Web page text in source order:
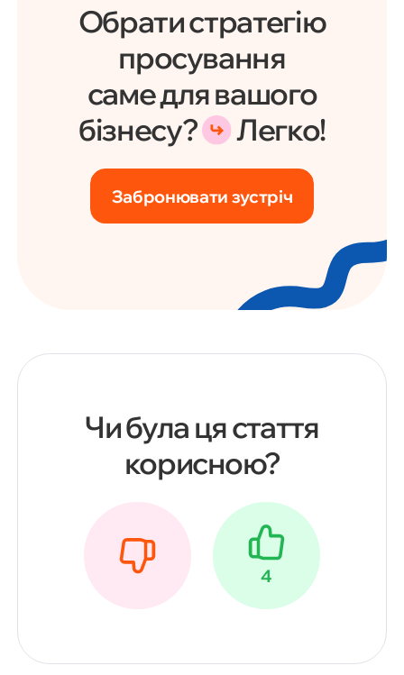
Обрати стратегію
просування
саме для вашого
бізнесу?
Легко!
Забронювати зустріч
Чи була ця стаття
корисною?
4